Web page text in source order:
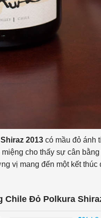
2013 có mầu đỏ ánh
cho thấy sự cân
vị mang đến một kết thúc
Chile Đỏ Polkura